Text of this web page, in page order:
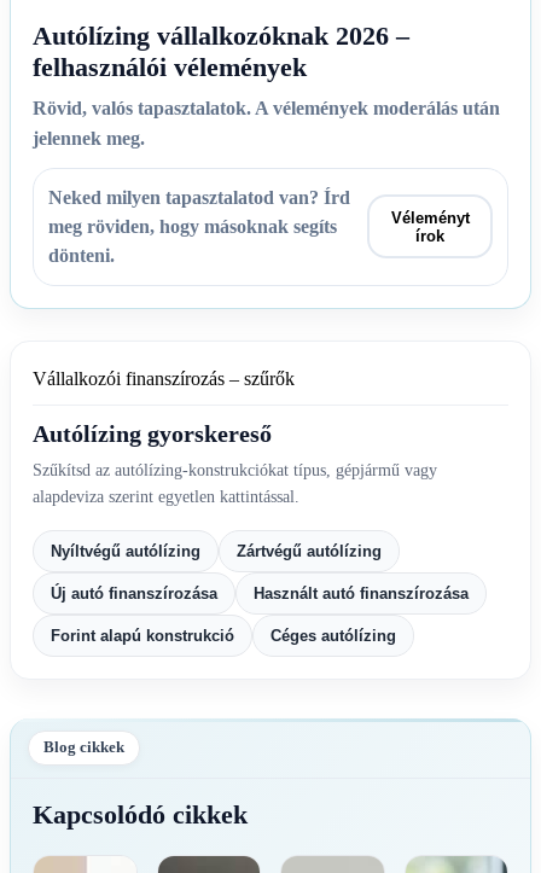
Autólízing vállalkozóknak 2026 –
felhasználói vélemények
Rövid, valós tapasztalatok. A vélemények moderálás után
jelennek meg.
Neked milyen tapasztalatod van? Írd
meg röviden, hogy másoknak segíts
dönteni.
Véleményt
írok
Vállalkozói finanszírozás – szűrők
Autólízing gyorskereső
Szűkítsd az autólízing-konstrukciókat típus, gépjármű vagy
alapdeviza szerint egyetlen kattintással.
Nyíltvégű autólízing Zártvégű autólízing
Új autó finanszírozása Használt autó finanszírozása
Forint alapú konstrukció Céges autólízing
Blog cikkek
Kapcsolódó cikkek